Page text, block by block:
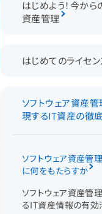
はじめよう！今から
資産管理
はじめてのライセ
ソフトウェア資産管
現するIT資産の徹
ソフトウェア資産管
に何をもたらすか
ソフトウェア資産管
るIT資産情報の有効